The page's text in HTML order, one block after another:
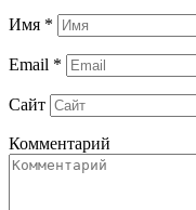
Имя *
Email *
Сайт
Комментарий